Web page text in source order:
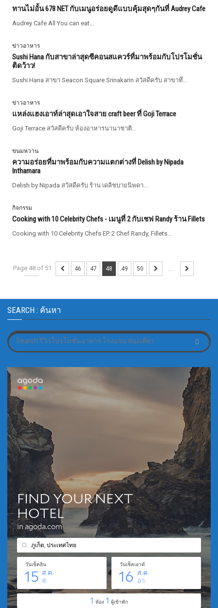
ทานไม่อั้น 678 NET กับเมนูอร่อยดูดีแบบคุ้มสุดๆกันที่ Audrey Cafe
Audrey Cafe All You can eat...
ข่าวอาหาร
Sushi Hana กับสาขาล่าสุดซีคอนสแควร์ที่มาพร้อมกับโปรโมชั่น
ติดว้าว!
Sushi Hana สาขา Seacon Square Srinakarin สวัสดีครับ สาขาที่...
ข่าวอาหาร
แหล่งแฮงเอาท์ล่าสุดเอาใจสาย craft beer ที่ Goji Terrace
Goji Terrace สวัสดีครับ ห้องอาหารนานาชาติ...
ขนมหวาน
ความอร่อยที่มาพร้อมกับความแตกต่างที่ Delish by Nipada
Inthamara
Delish by Nipada สวัสดีครับ ร้าน เดลิชบายนิพดา...
กิจกรรม
Cooking with 10 Celebrity Chefs - เมนูที่ 2 กับเชฟ Randy ร้าน Fillets
Cooking with 10 Celebrity Chefs EP. 2 Chef Randy, Fillets...
Page 48 of 51
... 46 47 48 49 50 ...
SEARCH : ค้นหา